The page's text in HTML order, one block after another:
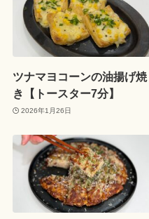
ツナマヨコーンの油揚げ焼
き【トースター7分】
2026年1月26日